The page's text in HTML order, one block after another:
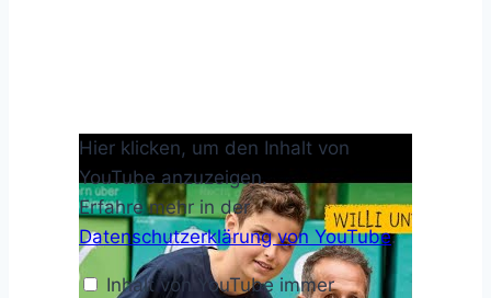
„Willi
und
die
Kinderrechte
–
Der
Film
zur
Sternsingeraktion
2025“
Hier klicken, um den Inhalt von
YouTube anzuzeigen.
Erfahre mehr in der
Datenschutzerklärung von YouTube.
Inhalt von YouTube immer